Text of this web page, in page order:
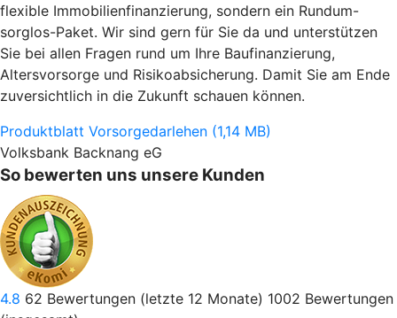
flexible Immobilienfinanzierung, sondern ein Rundum-
sorglos-Paket. Wir sind gern für Sie da und unterstützen
Sie bei allen Fragen rund um Ihre Baufinanzierung,
Altersvorsorge und Risikoabsicherung. Damit Sie am Ende
zuversichtlich in die Zukunft schauen können.
Produktblatt Vorsorgedarlehen (1,14 MB)
Volksbank Backnang eG
So bewerten uns unsere Kunden
4.8 62 Bewertungen (letzte 12 Monate) 1002 Bewertungen